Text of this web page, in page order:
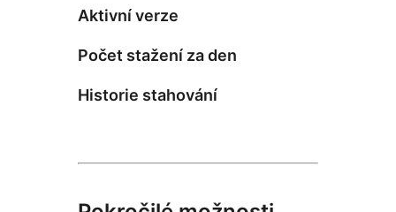
Aktivní verze
Počet stažení za den
Historie stahování